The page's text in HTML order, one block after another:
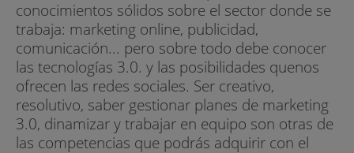
conocimientos sólidos sobre el sector donde se
trabaja: marketing online, publicidad,
comunicación... pero sobre todo debe conocer
las tecnologías 3.0. y las posibilidades quenos
ofrecen las redes sociales. Ser creativo,
resolutivo, saber gestionar planes de marketing
3.0, dinamizar y trabajar en equipo son otras de
las competencias que podrás adquirir con el